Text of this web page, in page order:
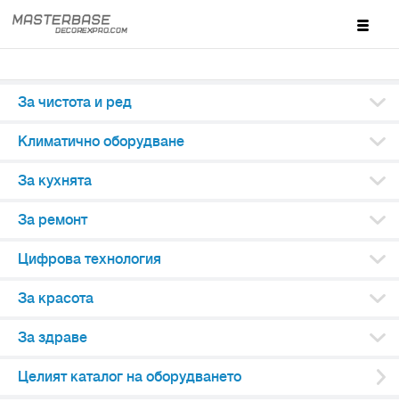
За чистота и ред
Климатично оборудване
За кухнята
За ремонт
Цифрова технология
За красота
За здраве
Целият каталог на оборудването